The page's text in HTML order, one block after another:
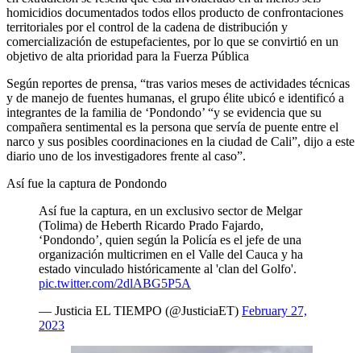
homicidios documentados todos ellos producto de confrontaciones
territoriales por el control de la cadena de distribución y
comercialización de estupefacientes, por lo que se convirtió en un
objetivo de alta prioridad para la Fuerza Pública
Según reportes de prensa, “tras varios meses de actividades técnicas
y de manejo de fuentes humanas, el grupo élite ubicó e identificó a
integrantes de la familia de ‘Pondondo’ “y se evidencia que su
compañera sentimental es la persona que servía de puente entre el
narco y sus posibles coordinaciones en la ciudad de Cali”, dijo a este
diario uno de los investigadores frente al caso”.
Así fue la captura de Pondondo
Así fue la captura, en un exclusivo sector de Melgar
(Tolima) de Heberth Ricardo Prado Fajardo,
‘Pondondo’, quien según la Policía es el jefe de una
organización multicrimen en el Valle del Cauca y ha
estado vinculado históricamente al 'clan del Golfo'.
pic.twitter.com/2dlABG5P5A
— Justicia EL TIEMPO (@JusticiaET) February 27,
2023